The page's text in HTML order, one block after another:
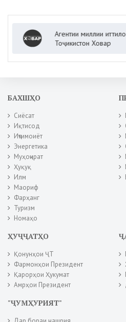
Агентии миллии иттилоотии
Тоҷикистон Ховар
БАХШҲО
Сиёсат
Иқтисод
Иҷтимоиёт
Энергетика
Муҳоҷират
Ҳуқуқ
Илм
Маориф
Фарҳанг
Туризм
Номаҳо
ҲУҶҶАТҲО
Қонунҳои ҶТ
Фармонҳои Президент
Қарорҳои Ҳукумат
Амрҳои Президент
"ҶУМҲУРИЯТ"